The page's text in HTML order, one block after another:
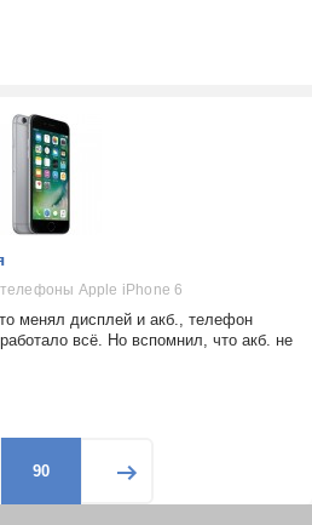
Apple iPhone 6
менял дисплей и акб., телефон
всё. Но вспомнил, что акб. не
90